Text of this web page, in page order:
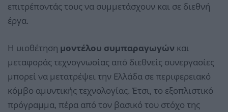
επιτρέποντάς τους να συμμετάσχουν και σε διεθνή
έργα.
Η υιοθέτηση μοντέλου συμπαραγωγών και
μεταφοράς τεχνογνωσίας από διεθνείς συνεργασίες
μπορεί να μετατρέψει την Ελλάδα σε περιφερειακό
κόμβο αμυντικής τεχνολογίας. Έτσι, το εξοπλιστικό
πρόγραμμα, πέρα από τον βασικό του στόχο της